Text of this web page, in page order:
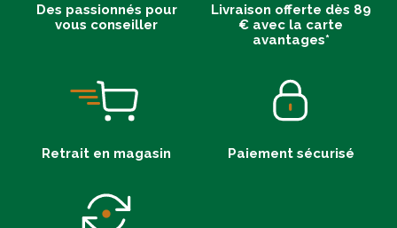
Des passionnés pour
vous conseiller
Livraison offerte dès 89
€ avec la carte
avantages*
Retrait en magasin Paiement sécurisé